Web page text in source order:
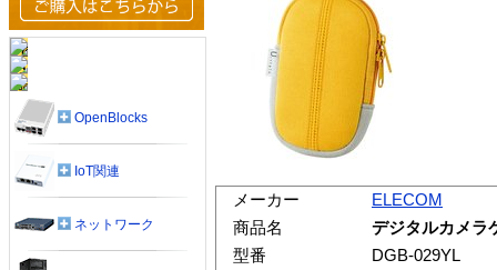
メーカー
ELECOM
商品名
デジタルカメラ
型番
DGB-029YL
OpenBlocks
IoT関連
ネットワーク